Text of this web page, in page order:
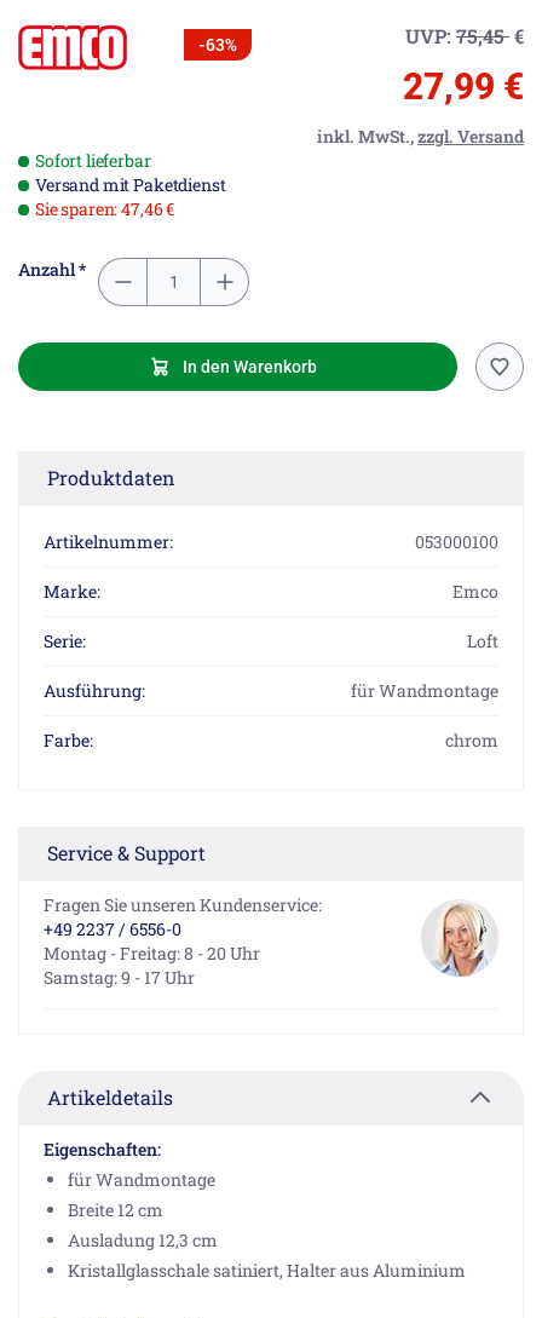
-63% UVP: 75,45€
27,99 €
inkl. MwSt.,zzgl. Versand
Sofort lieferbar
Versand mit Paketdienst
Sie sparen: 47,46 €
Anzahl *
In den Warenkorb
Produktdaten
Artikelnummer: 053000100
Marke: Emco
Serie: Loft
Ausführung: für Wandmontage
Farbe: chrom
Service & Support
Fragen Sie unseren Kundenservice:
+49 2237 / 6556-0
Montag - Freitag: 8 - 20 Uhr
Samstag: 9 - 17 Uhr
Artikeldetails
Eigenschaften:
für Wandmontage
Breite 12 cm
Ausladung 12,3 cm
Kristallglasschale satiniert, Halter aus Aluminium